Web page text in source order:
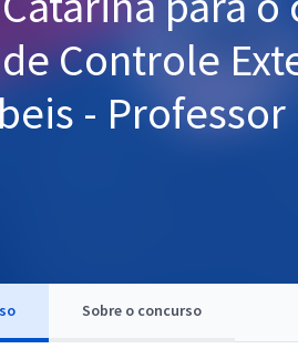
Controle
-
Sobre o concurso